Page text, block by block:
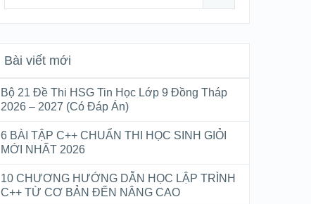
Bài viết mới
Bộ 21 Đề Thi HSG Tin Học Lớp 9 Đồng Tháp
2026 – 2027 (Có Đáp Án)
6 BÀI TẬP C++ CHUẨN THI HỌC SINH GIỎI
MỚI NHẤT 2026
10 CHƯƠNG HƯỚNG DẪN HỌC LẬP TRÌNH
C++ TỪ CƠ BẢN ĐẾN NÂNG CAO